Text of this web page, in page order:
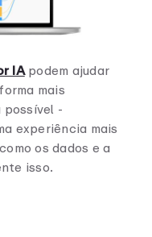
IApodem ajudar
mais
-
experiência mais
os dados e a
isso.